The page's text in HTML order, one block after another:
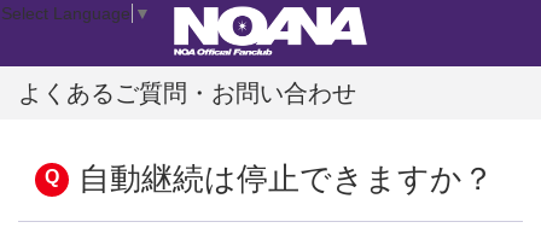
よくあるご質問・お問い合わせ
自動継続は停止できますか？
Select Language ▼